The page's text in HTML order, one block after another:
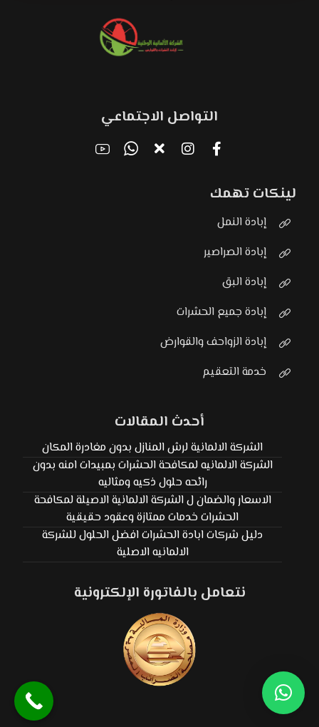
التواصل الاجتماعي
لينكات تهمك
إبادة النمل
إبادة الصراصير
إبادة البق
إبادة جميع الحشرات
إبادة الزواحف والقوارض
خدمة التعقيم
أحدث المقالات
الشركة الالمانية لرش المنازل بدون مغادرة المكان
الشركة الالمانيه لمكافحة الحشرات بمبيدات امنه بدون
رائحه حلول ذكيه ومثاليه
الاسعار والضمان ل الشركة الالمانية الاصيلة لمكافحة
الحشرات خدمات ممتازة وعقود حقيقية
دليل شركات ابادة الحشرات افضل الحلول للشركة
الالمانيه الاصلية
نتعامل بالفاتورة الإلكترونية